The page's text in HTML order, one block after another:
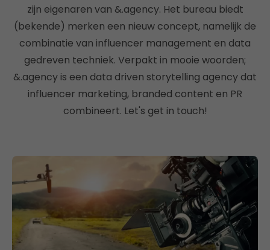
zijn eigenaren van &.agency. Het bureau biedt
(bekende) merken een nieuw concept, namelijk de
combinatie van influencer management en data
gedreven techniek. Verpakt in mooie woorden;
&.agency is een data driven storytelling agency dat
influencer marketing, branded content en PR
combineert. Let's get in touch!